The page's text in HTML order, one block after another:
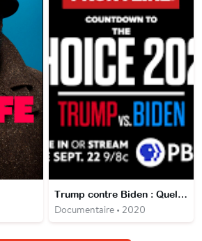
Trump contre Biden : Quel président pour l'Amérique ?
Documentaire • 2020